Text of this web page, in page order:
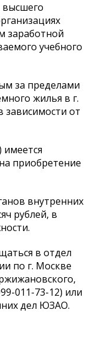
высшего
заработной
учебного
за пределами
жилья в г.
зависимости от
имеется
приобретение
внутренних
рублей, в
в отдел
по г. Москве
011-73-12) или
дел ЮЗАО.